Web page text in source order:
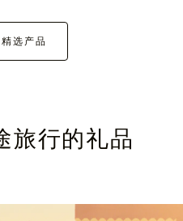
选产品
旅行的礼品